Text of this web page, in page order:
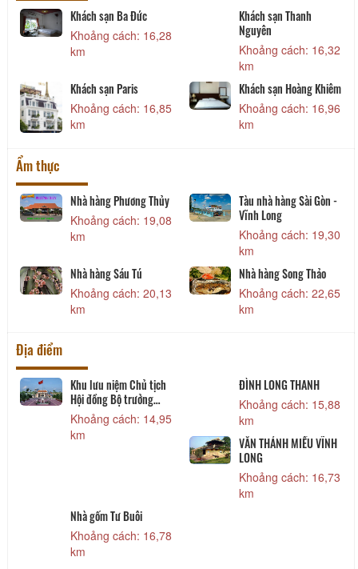
Khách sạn Ba Đức
Khoảng cách: 16,28
km
Khách sạn Thanh
Nguyên
Khoảng cách: 16,32
km
Khách sạn Paris
Khoảng cách: 16,85
km
Khách sạn Hoàng Khiêm
Khoảng cách: 16,96
km
Ẩm thực
Nhà hàng Phương Thủy
Khoảng cách: 19,08
km
Tàu nhà hàng Sài Gòn -
Vĩnh Long
Khoảng cách: 19,30
km
Nhà hàng Sáu Tú
Khoảng cách: 20,13
km
Nhà hàng Song Thảo
Khoảng cách: 22,65
km
Địa điểm
Khu lưu niệm Chủ tịch
Hội đồng Bộ trưởng
Phạm Hùng
Khoảng cách: 14,95
km
ĐÌNH LONG THANH
Khoảng cách: 15,88
km
VĂN THÁNH MIẾU VĨNH
LONG
Khoảng cách: 16,73
km
Nhà gốm Tư Buôi
Khoảng cách: 16,78
km